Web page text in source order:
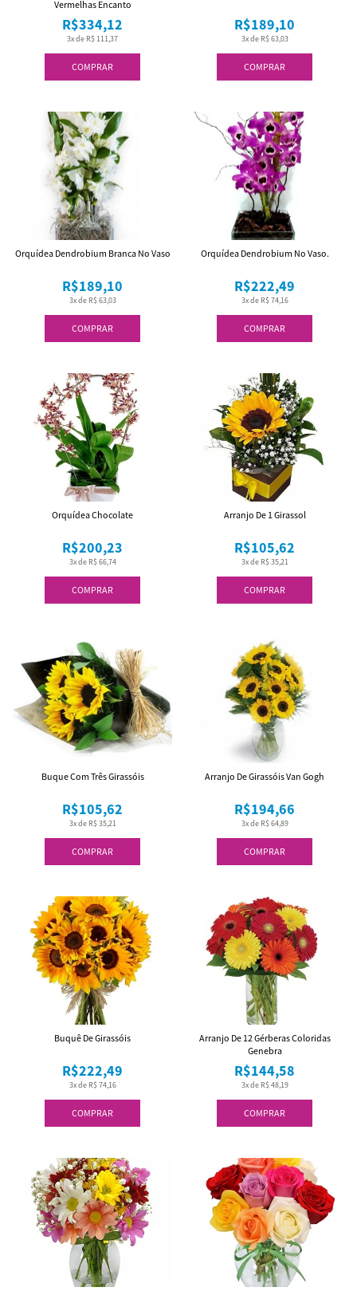
COMPRAR
3x de R$ 111,37
R$334,12
Vermelhas Encanto
COMPRAR
3x de R$ 63,03
R$189,10
COMPRAR
3x de R$ 63,03
R$189,10
Orquídea Dendrobium Branca No Vaso
COMPRAR
3x de R$ 74,16
R$222,49
Orquídea Dendrobium No Vaso.
COMPRAR
3x de R$ 66,74
R$200,23
Orquídea Chocolate
COMPRAR
3x de R$ 35,21
R$105,62
Arranjo De 1 Girassol
COMPRAR
3x de R$ 35,21
R$105,62
Buque Com Três Girassóis
COMPRAR
3x de R$ 64,89
R$194,66
Arranjo De Girassóis Van Gogh
COMPRAR
3x de R$ 74,16
R$222,49
Buquê De Girassóis
COMPRAR
3x de R$ 48,19
R$144,58
Arranjo De 12 Gérberas Coloridas
Genebra